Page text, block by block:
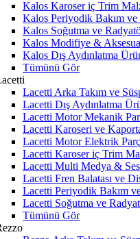
Kalos Karoser iç Trim
Kalos Periyodik Bakım
Kalos Soğutma ve
Kalos Modifiye &
Kalos Dış Aydınlatma
Tümünü Gör
Lacetti Arka Takım ve
Lacetti Dış Aydınlatma
Lacetti Motor Mekanik
Lacetti Karoseri ve
Lacetti Motor Elektrik
Lacetti Karoser iç Trim
Lacetti Multi Medya &
Lacetti Fren Balatası ve
Lacetti Periyodik Bakım
Lacetti Soğutma ve
Tümünü Gör